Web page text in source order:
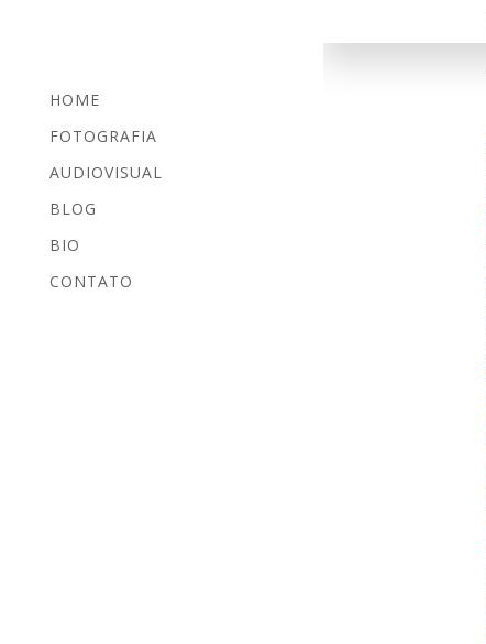
HOME
FOTOGRAFIA
AUDIOVISUAL
BLOG
BIO
CONTATO